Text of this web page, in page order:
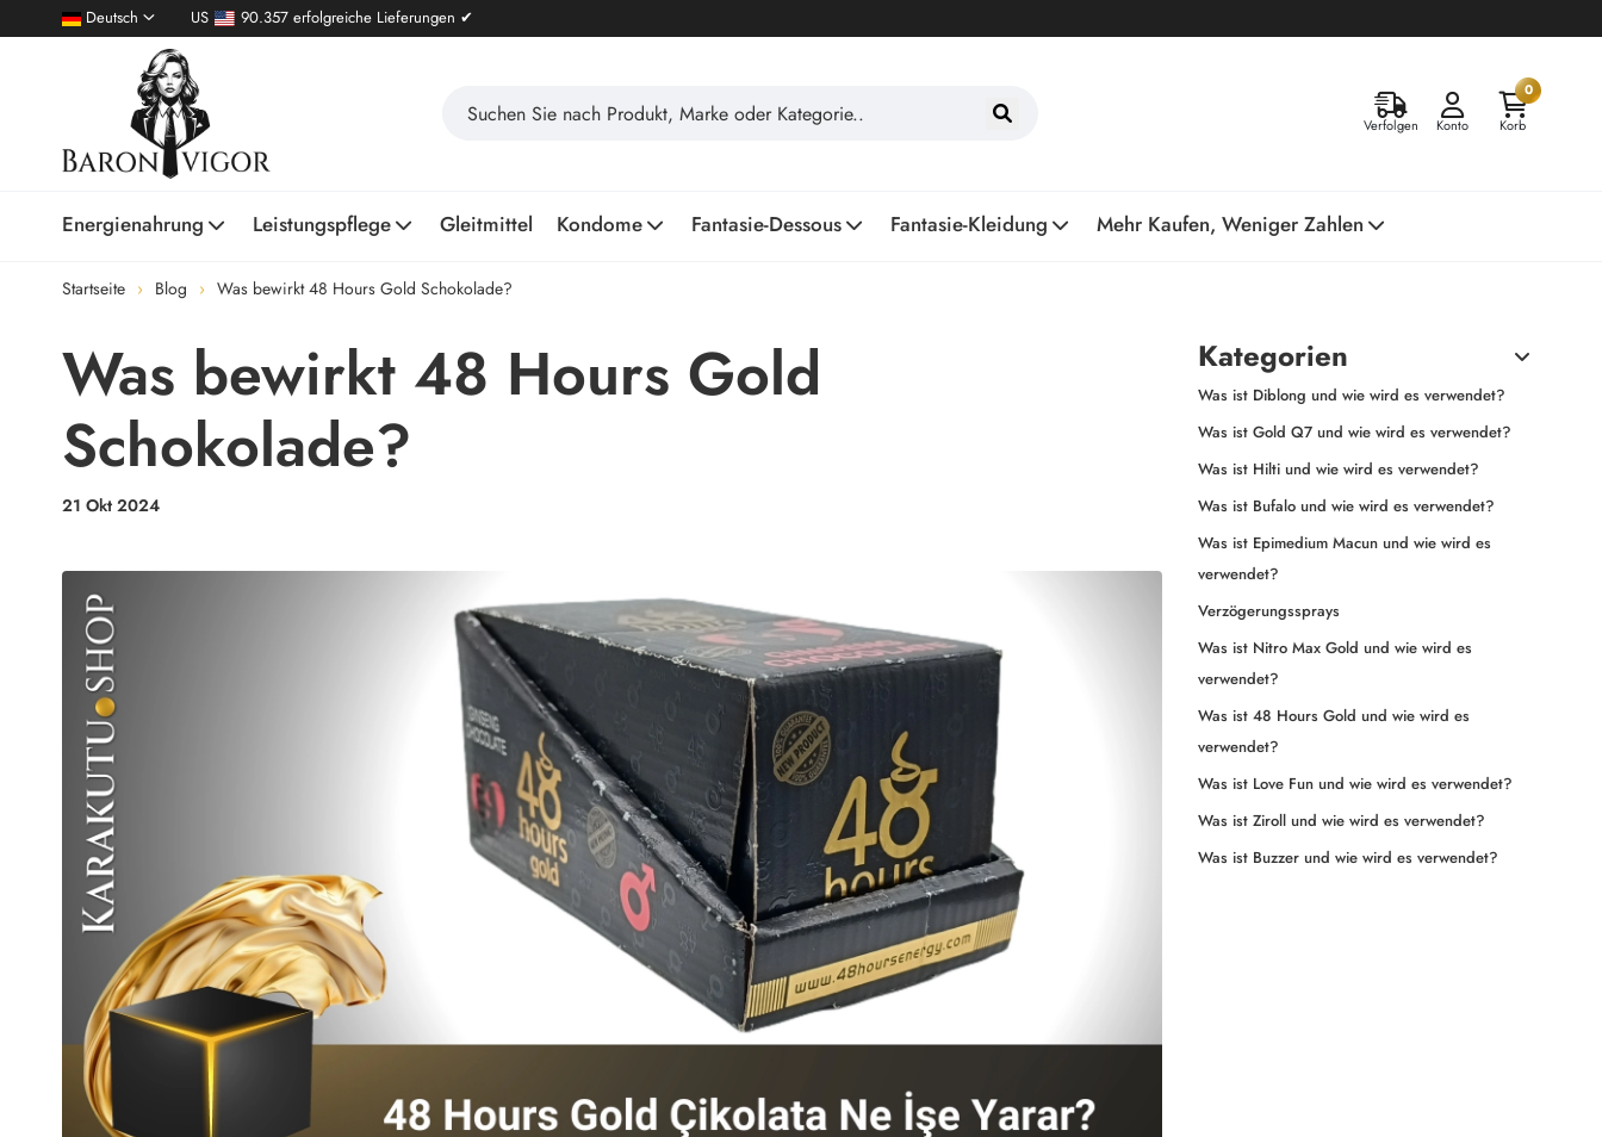
Deutsch US 90.357 erfolgreiche Lieferungen ✔
Verfolgen Konto
0
Korb
Energienahrung Leistungspflege Gleitmittel Kondome Fantasie-Dessous Fantasie-Kleidung Mehr Kaufen, Weniger Zahlen
Startseite Blog Was bewirkt 48 Hours Gold Schokolade?
Was bewirkt 48 Hours Gold
Schokolade?
21 Okt 2024
Kategorien
Was ist Diblong und wie wird es verwendet?
Was ist Gold Q7 und wie wird es verwendet?
Was ist Hilti und wie wird es verwendet?
Was ist Bufalo und wie wird es verwendet?
Was ist Epimedium Macun und wie wird es
verwendet?
Verzögerungssprays
Was ist Nitro Max Gold und wie wird es
verwendet?
Was ist 48 Hours Gold und wie wird es
verwendet?
Was ist Love Fun und wie wird es verwendet?
Was ist Ziroll und wie wird es verwendet?
Was ist Buzzer und wie wird es verwendet?